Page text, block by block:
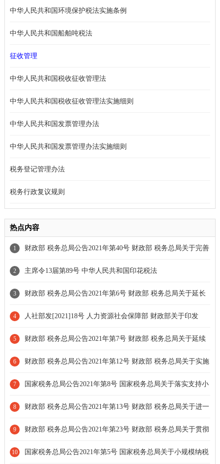
中华人民共和国环境保护税法实施条例
中华人民共和国船舶吨税法
征收管理
中华人民共和国税收征收管理法
中华人民共和国税收征收管理法实施细则
中华人民共和国发票管理办法
中华人民共和国发票管理办法实施细则
税务登记管理办法
税务行政复议规则
热点内容
1 财政部 税务总局公告2021年第40号 财政部 税务总局关于完善
资源综合利用增值税政策的公告[延续执行]
2 主席令13届第89号 中华人民共和国印花税法
3 财政部 税务总局公告2021年第6号 财政部 税务总局关于延长
部分税收优惠政策执行期限的公告
4 人社部发[2021]18号 人力资源社会保障部 财政部关于印发
《企业职工基本养老保险遗属待遇暂行办法》的通知
5 财政部 税务总局公告2021年第7号 财政部 税务总局关于延续
实施应对疫情部分税费优惠政策的公告[全文失效]
6 财政部 税务总局公告2021年第12号 财政部 税务总局关于实施
小微企业和个体工商户所得税优惠政策的公告[全文失效]
7 国家税务总局公告2021年第8号 国家税务总局关于落实支持小
型微利企业和个体工商户发展所得税优惠政策有关事项的公告
8 财政部 税务总局公告2021年第13号 财政部 税务总局关于进一
步完善研发费用税前加计扣除政策的公告[全文废止]
9 财政部 税务总局公告2021年第23号 财政部 税务总局关于贯彻
实施契税法若干事项执行口径的公告
10 国家税务总局公告2021年第5号 国家税务总局关于小规模纳税